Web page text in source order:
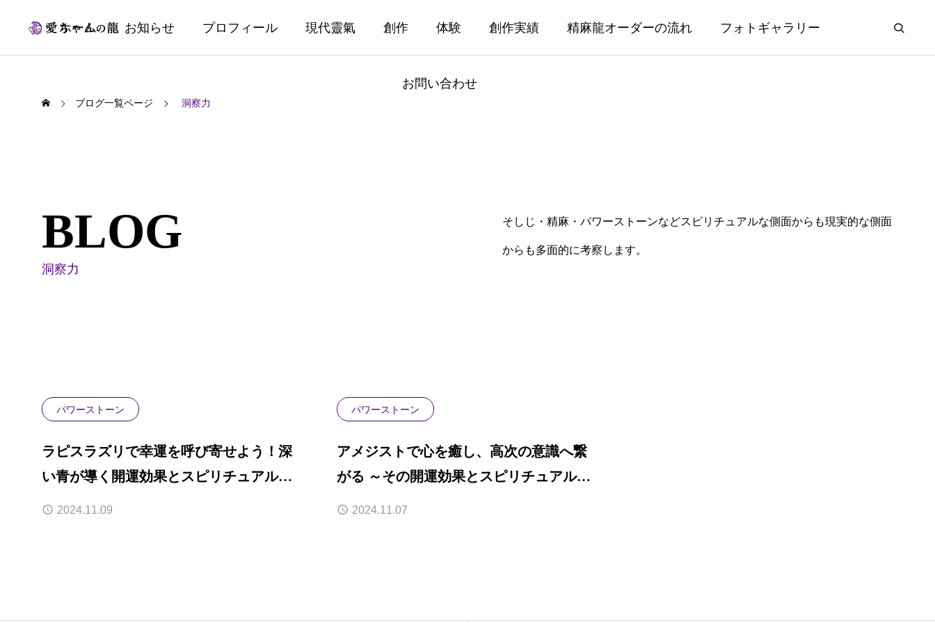
ホーム お知らせ プロフィール 現代靈氣 創作 体験 創作実績 精麻龍オーダーの流れ フォトギャラリー
お問い合わせ
ブログ一覧ページ 洞察力
BLOG
洞察力
そしじ・精麻・パワーストーンなどスピリチュアルな側面からも現実的な側面
からも多面的に考察します。
パワーストーン
ラピスラズリで幸運を呼び寄せよう！深
い青が導く開運効果とスピリチュアルな
力
2024.11.09
パワーストーン
アメジストで心を癒し、高次の意識へ繋
がる ～その開運効果とスピリチュアルな
力～
2024.11.07